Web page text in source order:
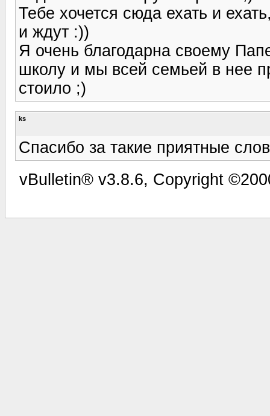
Тебе хочется сюда ехать и
и ждут :))
Я очень благодарна своему
школу и мы всей семьей в нее
стоило ;)
ks
Спасибо за такие приятные
vBulletin® v3.8.6, Copyright